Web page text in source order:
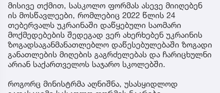
მისივე თქმით, სასკოლო ფორმას ასევე მიიღებენ
ის მოსწავლეები, რომლებიც 2022 წლის 24
თებერვალს უკრაინაში დაწყებული საომარი
მოქმედებების შედეგად ვერ ახერხებენ უკრაინის
ზოგადსაგანმანათლებლო დაწესებულებაში ზოგადი
განათლების მიღების გაგრძელებას და ჩარიცხულნი
არიან საქართველოს საჯარო სკოლებში.
როგორც მინისტრმა აღნიშნა, უსასყიდლოდ